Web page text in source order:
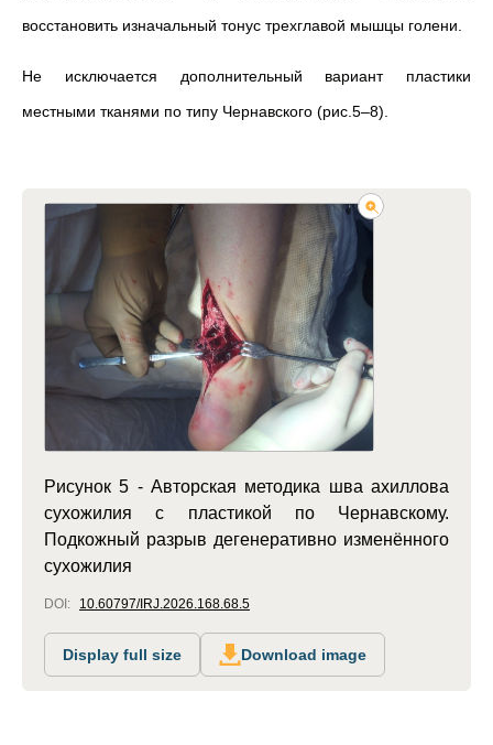
восстановить изначальный тонус трехглавой мышцы голени.
Не исключается дополнительный вариант пластики
местными тканями по типу Чернавского (рис.5–8).
Рисунок 5 - Авторская методика шва ахиллова
сухожилия с пластикой по Чернавскому.
Подкожный разрыв дегенеративно изменённого
сухожилия
DOI: 10.60797/IRJ.2026.168.68.5
Display full size Download image